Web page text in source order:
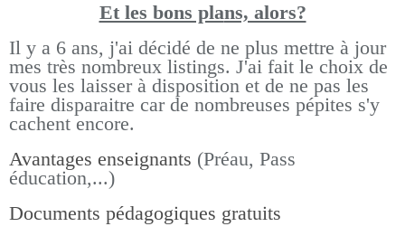
Et les bons plans, alors?
Il y a 6 ans, j'ai décidé de ne plus mettre à jour
mes très nombreux listings. J'ai fait le choix de
vous les laisser à disposition et de ne pas les
faire disparaitre car de nombreuses pépites s'y
cachent encore.
Avantages enseignants (Préau, Pass
éducation,...)
Documents pédagogiques gratuits